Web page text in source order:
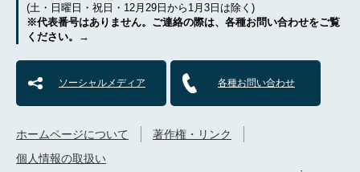
(土・日曜日・祝日・12月29日から1月3日は除く)
※代表番号はありません。ご連絡の際は、各種お問い合わせをご覧
ください。→
ソーシャルメディア 各種お問い合わせ
ホームページについて
著作権・リンク
個人情報の取扱い